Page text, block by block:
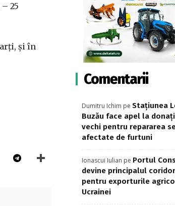
25
și în
Comentarii
Dumitru Ichim pe Stațiunea
Buzău face apel la
vechi pentru repararea
afectate de furtuni
Ionascui Iulian pe Portul
devine principalul
pentru exporturile
Ucrainei